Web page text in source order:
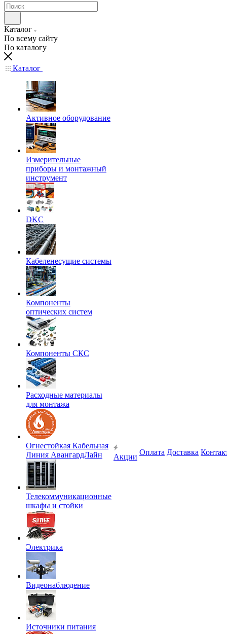
Каталог
По всему сайту
По каталогу
Каталог
Активное оборудование
Измерительные
приборы и монтажный
инструмент
DKC
Кабеленесущие системы
Компоненты
оптических систем
Компоненты СКС
Расходные материалы
для монтажа
Огнестойкая Кабельная
Линия АвангардЛайн
Телекоммуникационные
шкафы и стойки
Электрика
Видеонаблюдение
Источники питания
Акции
Оплата Доставка